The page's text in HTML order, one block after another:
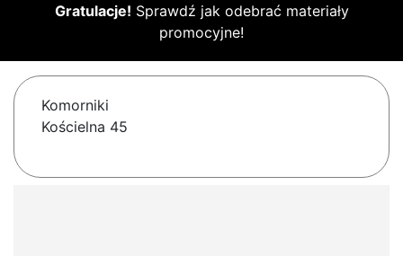
Gratulacje! Sprawdź jak odebrać materiały
promocyjne!
Komorniki
Kościelna 45